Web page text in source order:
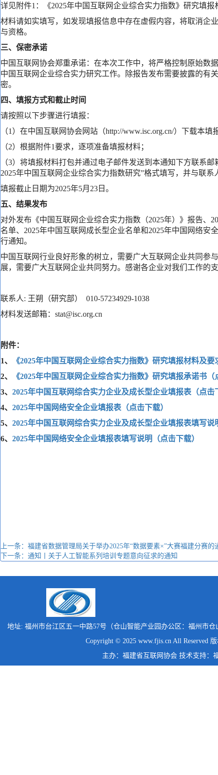
详见附件1：《2025年中国互联网企业综合实力指数》研究填报
材料请如实填写，如发现填报信息中存在虚假内容，将取消企
与资格。
三、保密承诺
中国互联网协会郑重承诺：在本次工作中，将严格控制原始数
中国互联网企业综合实力研究工作。除报告发布需要披露的有
密。
四、填报方式和截止时间
请按照以下步骤进行填报：
（1）在中国互联网协会网站（http://www.isc.org.cn/）下载本
（2）根据附件1要求，逐项准备填报材料；
（3）将填报材料打包并通过电子邮件发送到本通知下方联系
2025年中国互联网企业综合实力指数研究”格式填写，并与联系
填报截止日期为2025年5月23日。
五、结果发布
对外发布《中国互联网企业综合实力指数（2025年）》报告、
名单、2025年中国互联网成长型企业名单和2025年中国网络安
行通知。
中国互联网行业良好形象的树立，需要广大互联网企业共同参
展，需要广大互联网企业共同努力。感谢各企业对我们工作的
联系人: 王朔（研究部） 010-57234929-1038
材料发送邮箱：stat@isc.org.cn
附件：
1、
《2025年中国互联网企业综合实力指数》研究填报材料及
2、
《2025年中国互联网企业综合实力指数》研究填报承诺书（
3、 2025年中国互联网综合实力企业及成长型企业填报表（点击
4、 2025年中国网络安全企业填报表（点击下载）
5、 2025年中国互联网综合实力企业及成长型企业填报表填写说
6、 2025年中国网络安全企业填报表填写说明（点击下载）
上一条：福建省数据管理局关于举办2025年“数据要素×”大赛福建分赛的
下一条：通知丨关于人工智能系列培训专题意向征求的通知
地址: 福州市台江区五一中路57号（仓山智能产业园办公区：福州市
Copyright © 2025 www.fjis.cn All Reserved
主办：福建省互联网协会 技术支持：